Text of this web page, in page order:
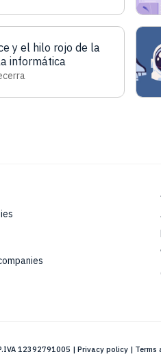
y el hilo rojo de la
informática
12392791005 | Privacy policy | Terms